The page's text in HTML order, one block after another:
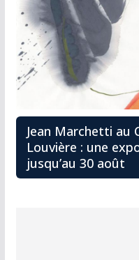
Jean Marchetti au
Louvière : une
jusqu’au 30 août